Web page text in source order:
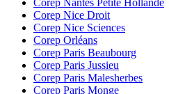
Corep Nice Droit
Corep Nice Sciences
Corep Orléans
Corep Paris Beaubourg
Corep Paris Jussieu
Corep Paris Malesherbes
Corep Paris Monge